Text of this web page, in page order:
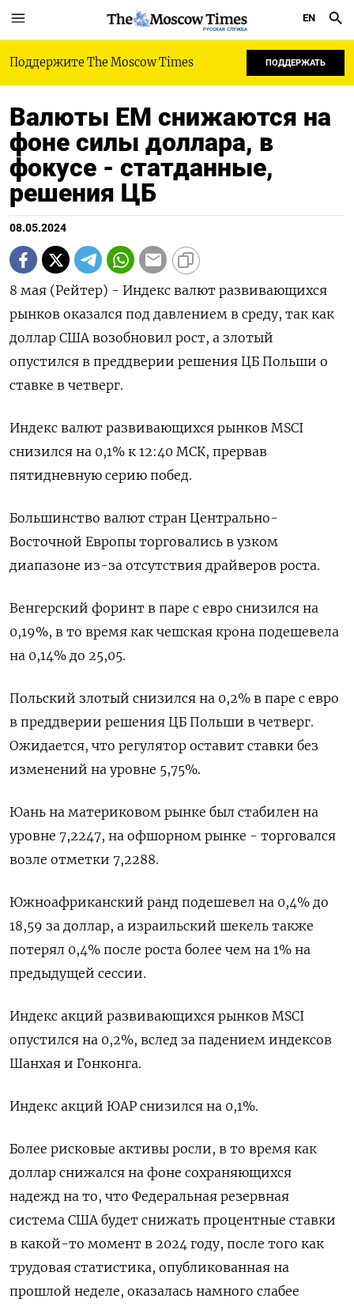
РУССКАЯ СЛУЖБА
EN
Поддержите The Moscow Times ПОДДЕРЖАТЬ
Валюты ЕМ снижаются на
фоне силы доллара, в
фокусе - статданные,
решения ЦБ
08.05.2024
8 мая (Рейтер) - Индекс валют развивающихся
рынков оказался под давлением в среду, так как
доллар США возобновил рост, а злотый
опустился в преддверии решения ЦБ Польши о
ставке в четверг.
Индекс валют развивающихся рынков MSCI
снизился на 0,1% к 12:40 МСК, прервав
пятидневную серию побед.
Большинство валют стран Центрально-
Восточной Европы торговались в узком
диапазоне из-за отсутствия драйверов роста.
Венгерский форинт в паре с евро снизился на
0,19%, в то время как чешская крона подешевела
на 0,14% до 25,05.
Польский злотый снизился на 0,2% в паре с евро
в преддверии решения ЦБ Польши в четверг.
Ожидается, что регулятор оставит ставки без
изменений на уровне 5,75%.
Юань на материковом рынке был стабилен на
уровне 7,2247​, на офшорном рынке - торговался
возле отметки 7,2288.
Южноафриканский ранд подешевел на 0,4% до
18,59 за доллар, а израильский шекель также
потерял 0,4% после роста более чем на 1% на
предыдущей сессии.
Индекс акций развивающихся рынков MSCI
опустился на 0,2%, вслед за падением индексов
Шанхая и Гонконга.
Индекс акций ЮАР снизился на 0,1%.
Более рисковые активы росли, в то время как
доллар снижался на фоне сохраняющихся
надежд на то, что Федеральная резервная
система США будет снижать процентные ставки
в какой-то момент в 2024 году, после того как
трудовая статистика, опубликованная на
прошлой неделе, оказалась намного слабее